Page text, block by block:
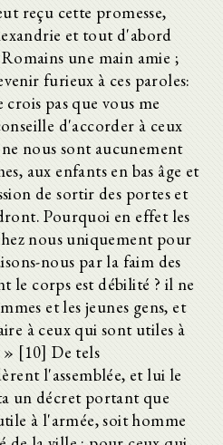
reçu cette promesse,
et tout d'abord
une main amie ;
furieux à ces paroles:
pas que vous me
d'accorder à ceux
nous sont aucunement
aux enfants en bas âge et
de sortir des portes et
Pourquoi en effet les
nous uniquement pour
nous par la faim des
le corps est débilité ? il ne
et les jeunes gens, et
à ceux qui sont utiles à
» [10] De tels
l'assemblée, et lui le
un décret portant que
à l'armée, soit homme